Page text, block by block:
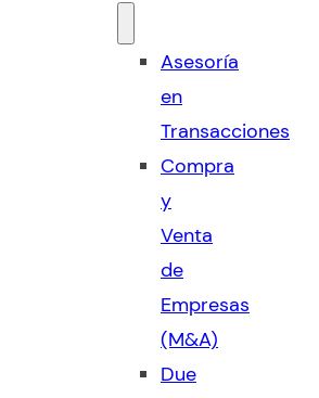
Asesoría
en
Transacciones
Compra
y
Venta
de
Empresas
(M&A)
Due